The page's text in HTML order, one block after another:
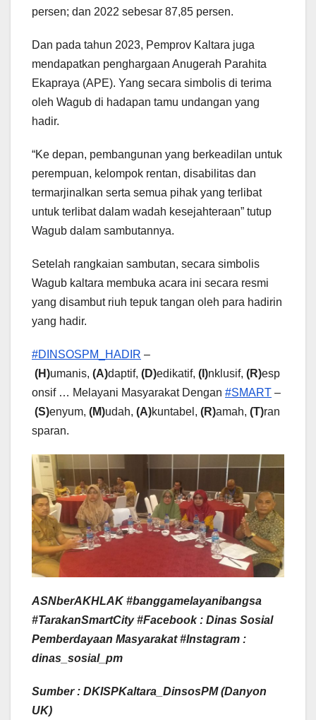
persen; dan 2022 sebesar 87,85 persen.
Dan pada tahun 2023, Pemprov Kaltara juga
mendapatkan penghargaan Anugerah Parahita
Ekapraya (APE). Yang secara simbolis di terima
oleh Wagub di hadapan tamu undangan yang
hadir.
“Ke depan, pembangunan yang berkeadilan untuk
perempuan, kelompok rentan, disabilitas dan
termarjinalkan serta semua pihak yang terlibat
untuk terlibat dalam wadah kesejahteraan” tutup
Wagub dalam sambutannya.
Setelah rangkaian sambutan, secara simbolis
Wagub kaltara membuka acara ini secara resmi
yang disambut riuh tepuk tangan oleh para hadirin
yang hadir.
#DINSOSPM_HADIR –
(H)umanis, (A)daptif, (D)edikatif, (I)nklusif, (R)esp
onsif … Melayani Masyarakat Dengan #SMART –
(S)enyum, (M)udah, (A)kuntabel, (R)amah, (T)ran
sparan.
ASNberAKHLAK #banggamelayanibangsa
#TarakanSmartCity #Facebook : Dinas Sosial
Pemberdayaan Masyarakat #Instagram :
dinas_sosial_pm
Sumber : DKISPKaltara_DinsosPM (Danyon
UK)